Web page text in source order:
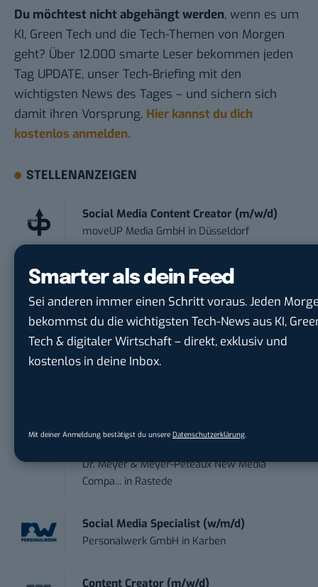
Smarter als dein Feed
Sei anderen immer einen Schritt voraus. Jeden
bekommst du die wichtigsten Tech-News aus KI,
Tech & digitaler Wirtschaft – direkt, exklusiv und
kostenlos in deine Inbox.
Mit deiner Anmeldung bestätigst du unsere Datenschutzerklärung.
Du möchtest nicht abgehängt werden, wenn es um
KI, Green Tech und die Tech-Themen von Morgen
geht? Über 12.000 smarte Leser bekommen jeden
Tag UPDATE, unser Tech-Briefing mit den
wichtigsten News des Tages – und sichern sich
damit ihren Vorsprung. Hier kannst du dich
kostenlos anmelden.
STELLENANZEIGEN
Social Media Content Creator (m/w/d)
moveUP Media GmbH in Düsseldorf
Anforderungs- und Projektmanager
trendtours Holding GmbHinEschborn
Referent (m/w/d) Technik & Netzwerke
DVGW Deutscher Verein des Gas- und
Social Media Manager / Content Creator
Dr. Meyer & Meyer-Peteaux New Media
Compa... in Rastede
Social Media Specialist (w/m/d)
Personalwerk GmbH in Karben
Content Creator (m/w/d)